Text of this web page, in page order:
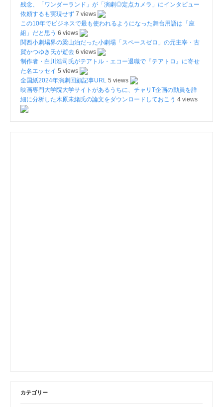
残念、「ワンダーランド」が「演劇◎定点カメラ」にインタビュー
依頼するも実現せず 7 views
この10年でビジネスで最も使われるようになった舞台用語は「座
組」だと思う 6 views
関西小劇場界の梁山泊だった小劇場「スペースゼロ」の元主宰・古
賀かつゆき氏が逝去 6 views
制作者・白川浩司氏がテアトル・エコー退職で『テアトロ』に寄せ
た名エッセイ 5 views
全国紙2024年演劇回顧記事URL 5 views
映画専門大学院大学サイトがあるうちに、チャリT企画の動員を詳
細に分析した木原未緒氏の論文をダウンロードしておこう 4 views
カテゴリー